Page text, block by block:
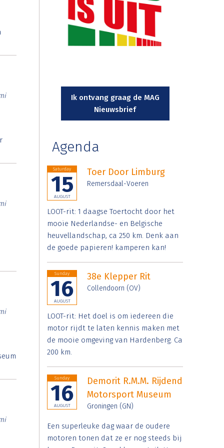
Ik ontvang graag de MAG
Nieuwsbrief
Agenda
Saturday
15
AUGUST
Toer Door Limburg
Remersdaal-Voeren
LOOT-rit: 1 daagse Toertocht door het
mooie Nederlandse- en Belgische
heuvellandschap, ca 250 km. Denk aan
de goede papieren! kamperen kan!
Sunday
16
AUGUST
38e Klepper Rit
Collendoorn (OV)
LOOT-rit: Het doel is om iedereen die
motor rijdt te laten kennis maken met
de mooie omgeving van Hardenberg. Ca
200 km.
Sunday
16
AUGUST
Demorit R.M.M. Rijdend
Motorsport Museum
Groningen (GN)
Een superleuke dag waar de oudere
motoren tonen dat ze er nog steeds bij